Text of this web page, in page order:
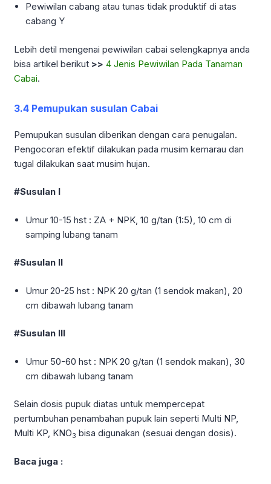
Pewiwilan cabang atau tunas tidak produktif di atas
cabang Y
Lebih detil mengenai pewiwilan cabai selengkapnya anda
bisa artikel berikut >> 4 Jenis Pewiwilan Pada Tanaman
Cabai.
3.4 Pemupukan susulan Cabai
Pemupukan susulan diberikan dengan cara penugalan.
Pengocoran efektif dilakukan pada musim kemarau dan
tugal dilakukan saat musim hujan.
#Susulan I
Umur 10-15 hst : ZA + NPK, 10 g/tan (1:5), 10 cm di
samping lubang tanam
#Susulan II
Umur 20-25 hst : NPK 20 g/tan (1 sendok makan), 20
cm dibawah lubang tanam
#Susulan III
Umur 50-60 hst : NPK 20 g/tan (1 sendok makan), 30
cm dibawah lubang tanam
Selain dosis pupuk diatas untuk mempercepat
pertumbuhan penambahan pupuk lain seperti Multi NP,
Multi KP, KNO3 bisa digunakan (sesuai dengan dosis).
Baca juga :